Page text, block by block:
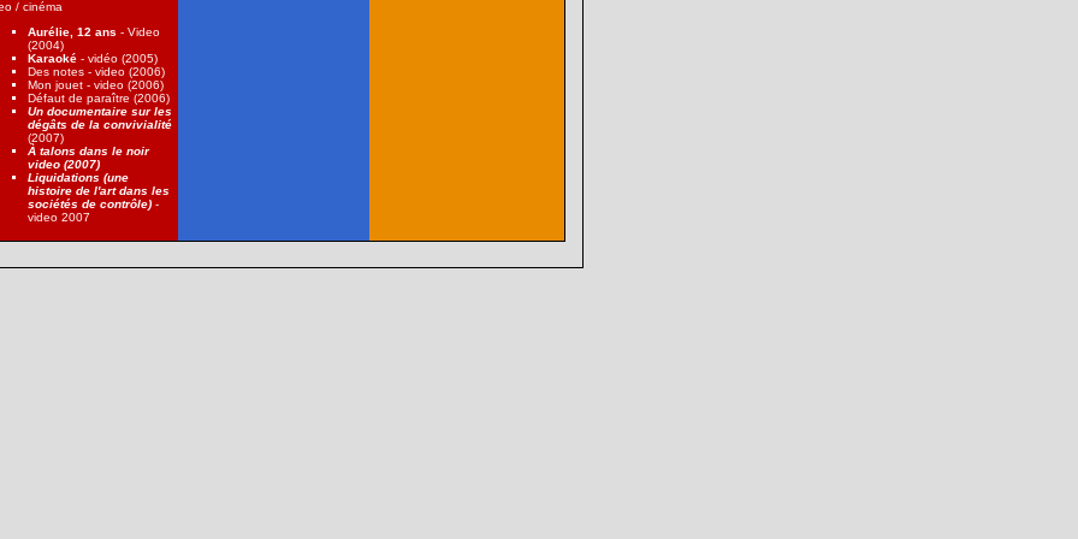
/ cinéma
Aurélie, 12 ans - Video
(2004)
Karaoké - vidéo (2005)
Des notes - video (2006)
Mon jouet - video (2006)
Défaut de paraître (2006)
Un documentaire sur les
dégâts de la convivialité
(2007)
À talons dans le noir
video (2007)
Liquidations (une
histoire de l'art dans les
sociétés de contrôle) -
video 2007